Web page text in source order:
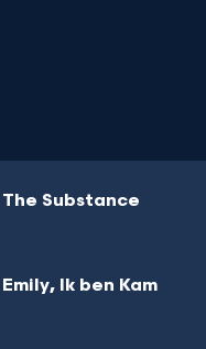
The Substance
Emily, Ik ben Kam